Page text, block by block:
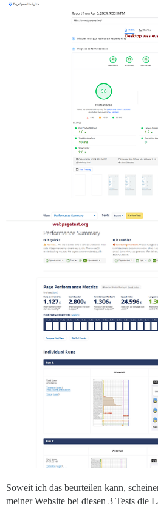
Soweit ich das beurteilen kann,
meiner Website bei diesen 3 Tests die